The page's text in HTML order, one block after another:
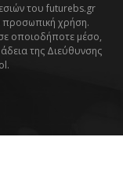
του futurebs.gr
προσωπική χρήση.
οποιοδήποτε μέσο,
της Διεύθυνσης